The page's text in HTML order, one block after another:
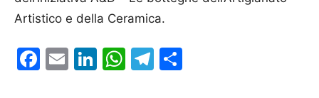
Artistico e della Ceramica.
Facebook
EmailLinkedIn
WhatsApp
Telegram